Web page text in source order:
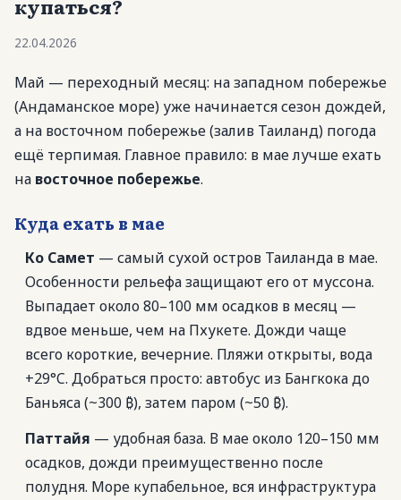
купаться?
22.04.2026
Май — переходный месяц: на западном побережье
(Андаманское море) уже начинается сезон дождей,
а на восточном побережье (залив Таиланд) погода
ещё терпимая. Главное правило: в мае лучше ехать
на восточное побережье.
Куда ехать в мае
Ко Самет — самый сухой остров Таиланда в мае.
Особенности рельефа защищают его от муссона.
Выпадает около 80–100 мм осадков в месяц —
вдвое меньше, чем на Пхукете. Дожди чаще
всего короткие, вечерние. Пляжи открыты, вода
+29°C. Добраться просто: автобус из Бангкока до
Баньяса (~300 ₿), затем паром (~50 ₿).
Паттайя — удобная база. В мае около 120–150 мм
осадков, дожди преимущественно после
полудня. Море купабельное, вся инфраструктура